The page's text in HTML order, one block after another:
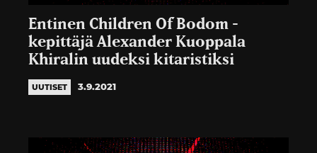
Entinen Children Of Bodom -
kepittäjä Alexander Kuoppala
Khiralin uudeksi kitaristiksi
UUTISET 3.9.2021